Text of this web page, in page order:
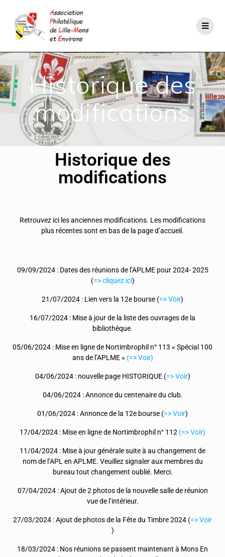
Historique des
modifications
Historique des
modifications
Retrouvez ici les anciennes modifications. Les modifications
plus récentes sont en bas de la page d’accueil.
09/09/2024 : Dates des réunions de l’APLME pour 2024- 2025
(=> cliquez ici)
21/07/2024 : Lien vers la 12e bourse (=> Voir)
16/07/2024 : Mise à jour de la liste des ouvrages de la
bibliothèque.
05/06/2024 : Mise en ligne de Nortimbrophil n° 113 « Spécial 100
ans de l’APLME » (=> Voir)
04/06/2024 : nouvelle page HISTORIQUE (=> Voir)
04/06/2024 : Annonce du centenaire du club.
01/06/2024 : Annonce de la 12e bourse (=> Voir)
17/04/2024 : Mise en ligne de Nortimbrophil n° 112 (=> Voir)
11/04/2024 : Mise à jour générale suite à au changement de
nom de l’APL en APLME. Veuillez signaler aux membres du
bureau tout changement oublié. Merci.
07/04/2024 : Ajout de 2 photos de la nouvelle salle de réunion
vue de l’intérieur.
27/03/2024 : Ajout de photos de la Fête du Timbre 2024 (=> Voir
)
18/03/2024 : Nos réunions se passent maintenant à Mons En